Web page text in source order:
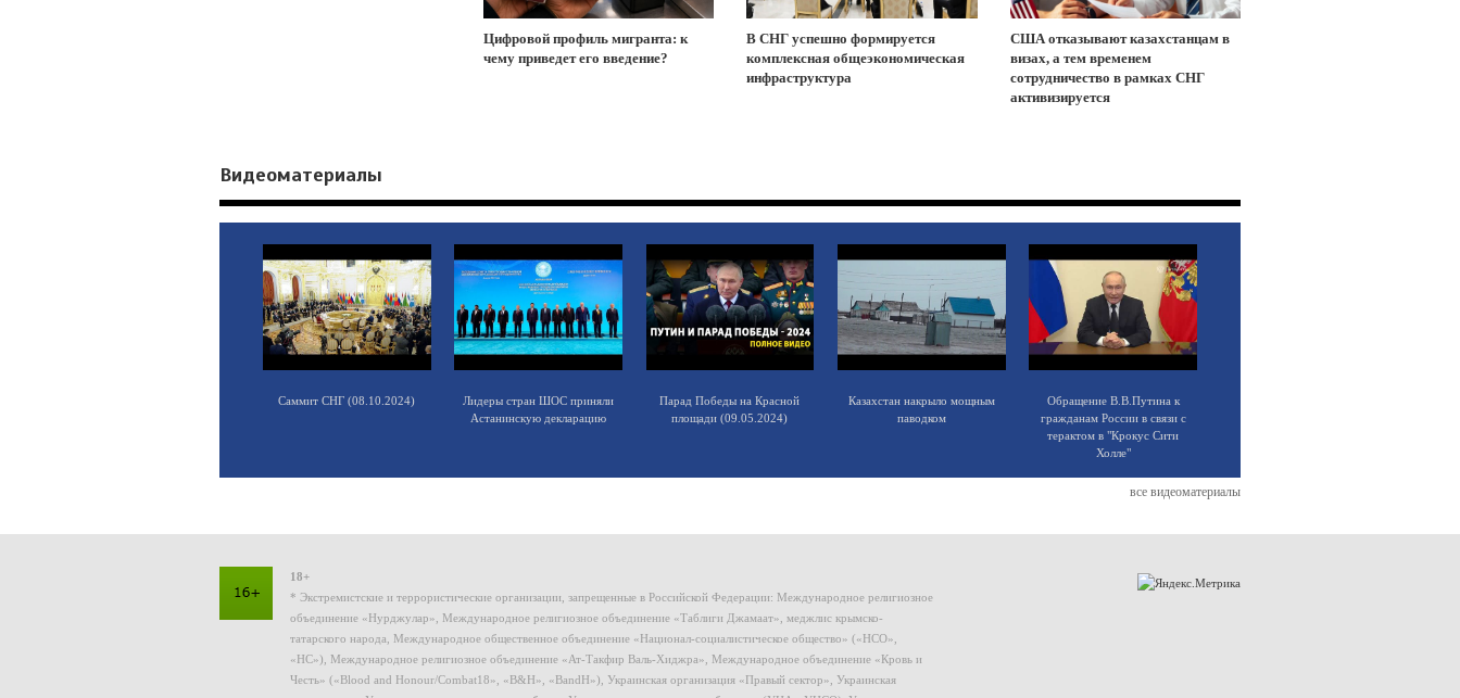
Цифровой профиль мигранта: к
чему приведет его введение?
В СНГ успешно формируется
комплексная общеэкономическая
инфраструктура
США отказывают казахстанцам в
визах, а тем временем
сотрудничество в рамках СНГ
активизируется
Видеоматериалы
Саммит СНГ (08.10.2024)
Лидеры стран ШОС приняли
Астанинскую декларацию
Парад Победы на Красной
площади (09.05.2024)
Казахстан накрыло мощным
паводком
Обращение В.В.Путина к
гражданам России в связи с
терактом в "Крокус Сити
Холле"
все видеоматериалы
18+
* Экстремистские и террористические организации, запрещенные в Российской Федерации: Международное религиозное
объединение «Нурджулар», Международное религиозное объединение «Таблиги Джамаат», меджлис крымско-
татарского народа, Международное общественное объединение «Национал-социалистическое общество» («НСО»,
«НС»), Международное религиозное объединение «Ат-Такфир Валь-Хиджра», Международное объединение «Кровь и
Честь» («Blood and Honour/Combat18», «B&H», «BandH»), Украинская организация «Правый сектор», Украинская